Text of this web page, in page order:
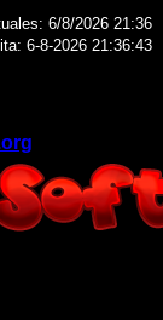
6/8/2026 21:36
6-8-2026 21:36:43